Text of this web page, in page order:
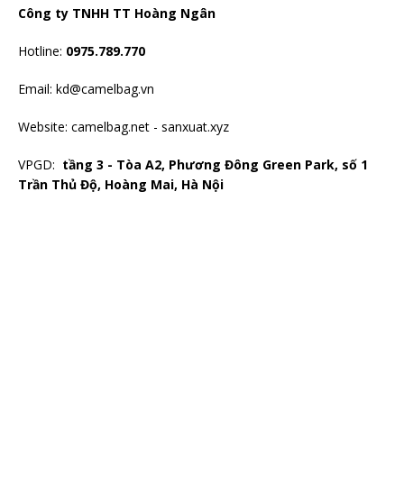
Công ty TNHH TT Hoàng Ngân
Hotline: 0975.789.770
Email: kd@camelbag.vn
Website: camelbag.net - sanxuat.xyz
VPGD: tầng 3 - Tòa A2, Phương Đông Green Park, số 1
Trần Thủ Độ, Hoàng Mai, Hà Nội